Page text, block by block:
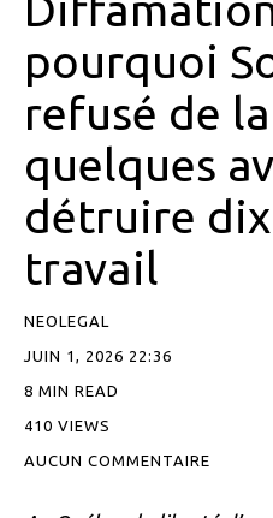
pourquoi
refusé de
quelques
détruire dix
travail
NEOLEGAL
JUIN 1, 2026 22:36
8 MIN READ
410 VIEWS
AUCUN COMMENTAIRE